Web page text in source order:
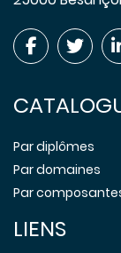
Par diplômes
Par domaines
Par
LIENS